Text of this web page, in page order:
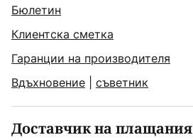
Бюлетин
Клиентска сметка
Гаранции на производителя
Вдъхновение
съветник
Доставчик на плащания